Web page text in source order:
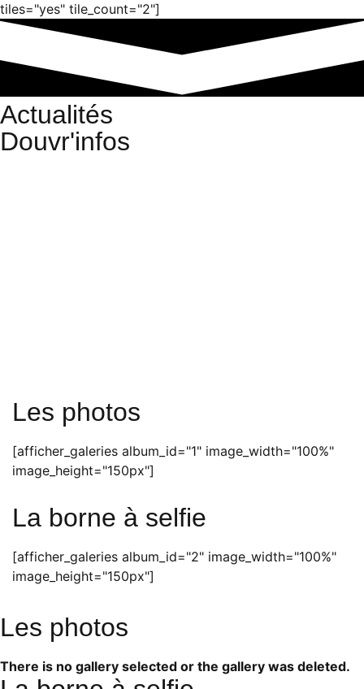
tiles="yes" tile_count="2"]
Actualités
Douvr'infos
Les photos
[afficher_galeries album_id="1" image_width="100%"
image_height="150px"]
La borne à selfie
[afficher_galeries album_id="2" image_width="100%"
image_height="150px"]
Les photos
There is no gallery selected or the gallery was deleted.